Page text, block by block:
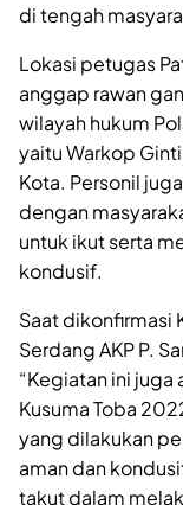
di tengah
Lokasi petugas
anggap rawan
wilayah hukum
yaitu Warkop
Kota. Personil
dengan
untuk ikut serta
kondusif.
Saat dikonfirmasi
Serdang AKP P.
“Kegiatan ini juga
Kusuma Toba
yang dilakukan
aman dan
takut dalam